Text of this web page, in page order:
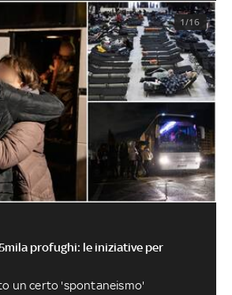
1/16
profughi: le iniziative per
un certo 'spontaneismo'